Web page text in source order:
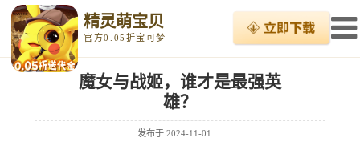
精灵萌宝贝
官方0.05折宝可梦
魔女与战姬，谁才是最强英
雄？
发布于2024-11-01